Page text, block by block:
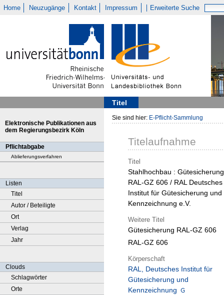
Home Neuzugänge Kontakt Impressum Erweiterte Suche
Titel
Elektronische Publikationen aus
dem Regierungsbezirk Köln
Pflichtabgabe
Ablieferungsverfahren
Listen
Titel
Autor / Beteiligte
Ort
Verlag
Jahr
Clouds
Schlagwörter
Orte
Sie sind hier: E-Pflicht-Sammlung
Titelaufnahme
Titel
Stahlhochbau : Gütesicherung
RAL-GZ 606 / RAL Deutsches
Institut für Gütesicherung und
Kennzeichnung e.V.
Weitere Titel
Gütesicherung RAL-GZ 606
RAL-GZ 606
Körperschaft
RAL, Deutsches Institut für
Gütesicherung und
Kennzeichnung